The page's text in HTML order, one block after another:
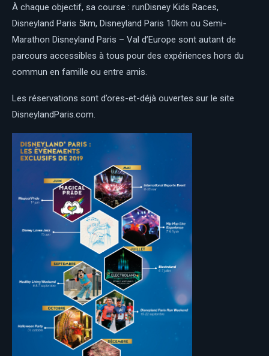
À chaque objectif, sa course : runDisney Kids Races,
Disneyland Paris 5km, Disneyland Paris 10km ou Semi-
Marathon Disneyland Paris – Val d’Europe sont autant de
parcours accessibles à tous pour des expériences hors du
commun en famille ou entre amis.
Les réservations sont d’ores-et-déjà ouvertes sur le site
DisneylandParis.com.